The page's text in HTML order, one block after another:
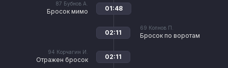
87 Бубнов А.
Бросок мимо 01:48
69 Копнов П.
Бросок по воротам
02:11
94 Корчагин И.
Отражен бросок 02:11